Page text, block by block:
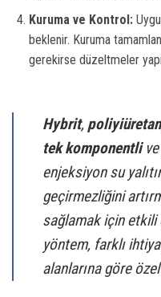
Kuruma ve Kontrol:
beklenir. Kuruma
gerekirse düzeltmeler
Hybrit, poliyiüretan
tek komponentlive
enjeksiyon su
geçirmezliğini
sağlamak için etkili
yöntem, farklı
alanlarına göre